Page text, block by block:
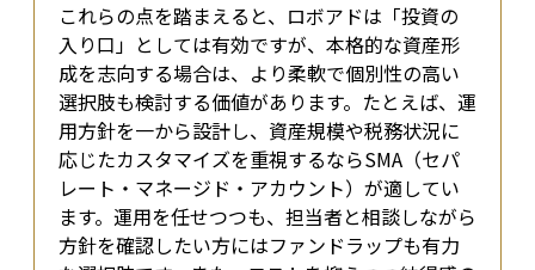
これらの点を踏まえると、ロボアドは「投資の
入り口」としては有効ですが、本格的な資産形
成を志向する場合は、より柔軟で個別性の高い
選択肢も検討する価値があります。たとえば、運
用方針を一から設計し、資産規模や税務状況に
応じたカスタマイズを重視するならSMA（セパ
レート・マネージド・アカウント）が適してい
ます。運用を任せつつも、担当者と相談しながら
方針を確認したい方にはファンドラップも有力